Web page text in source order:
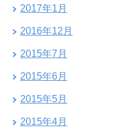
2017年1月
2016年12月
2015年7月
2015年6月
2015年5月
2015年4月